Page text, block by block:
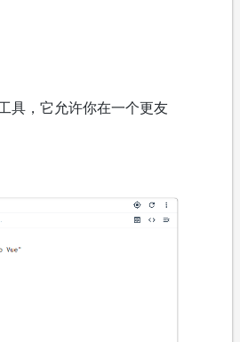
具，它允许你在一个更友